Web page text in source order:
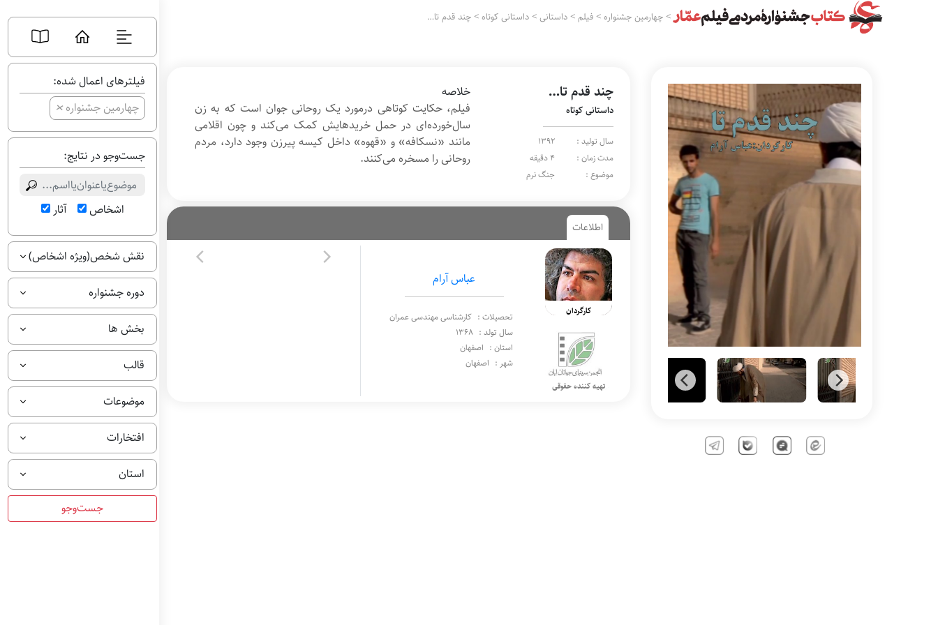
فیلترهای اعمال شده:
چهارمین جشنواره+
جست‌وجو در نتایج:
اشخاص آثار
نقش شخص(ویژه اشخاص)
دوره جشنواره
بخش ها
قالب
موضوعات
افتخارات
استان
>چهارمین جشنواره >فیلم >داستانی >داستانی کوتاه >چند قدم تا…
چند قدم تا…
داستانی کوتاه
سال تولید :
1392
مدت زمان :
4 دقیقه
موضوع :
جنگ نرم
خلاصه
فیلم، حکایت کوتاهی درمورد یک روحانی جوان است که به زن
سال‌خورده‌ای در حمل خریدهایش کمک می‌کند و چون اقلامی
مانند «نسکافه» و «قهوه» داخل کیسه پیرزن وجود دارد، مردم
روحانی را مسخره می‌کنند.
اطلاعات
کارگردان
تهیه کننده حقوقی
عباس آرام
تحصیلات : کارشناسی مهندسی عمران
سال تولد : 1368
استان : اصفهان
شهر : اصفهان